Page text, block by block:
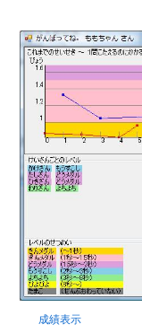
成績表示